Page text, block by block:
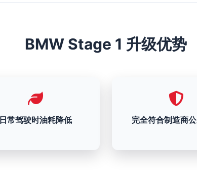
BMW Stage 1 升级优势
日常驾驶时油耗降低 完全符合制造商